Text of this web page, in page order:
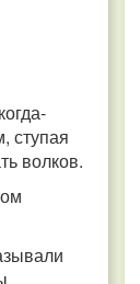
ступая
волков.